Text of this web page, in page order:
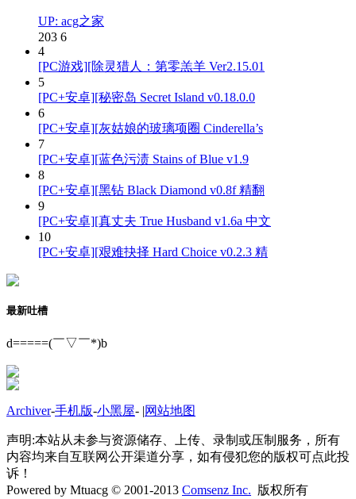
UP: acg之家
203 6
4
[PC游戏][除灵猎人：第零羔羊 Ver2.15.01
5
[PC+安卓][秘密岛 Secret Island v0.18.0.0
6
[PC+安卓][灰姑娘的玻璃项圈 Cinderella’s
7
[PC+安卓][蓝色污渍 Stains of Blue v1.9
8
[PC+安卓][黑钻 Black Diamond v0.8f 精翻
9
[PC+安卓][真丈夫 True Husband v1.6a 中文
10
[PC+安卓][艰难抉择 Hard Choice v0.2.3 精
最新吐槽
d=====(￣▽￣*)b
Archiver-手机版-小黑屋- |网站地图
声明:本站从未参与资源储存、上传、录制或压制服务，所有
内容均来自互联网公开渠道分享，如有侵犯您的版权可点此投
诉！
Powered by Mtuacg © 2001-2013 Comsenz Inc. 版权所有